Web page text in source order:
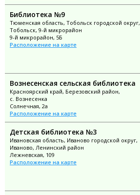
Библиотека №9
Тюменская область, Тобольск городской округ,
Тобольск, 9-й микрорайон
9-й микрорайон, 5Б
Расположение на карте
Вознесенская сельская библиотека
Красноярский край, Березовский район,
с. Вознесенка
Солнечная, 2а
Расположение на карте
Детская библиотека №3
Ивановская область, Иваново городской округ,
Иваново, Ленинский район
Лежневская, 109
Расположение на карте